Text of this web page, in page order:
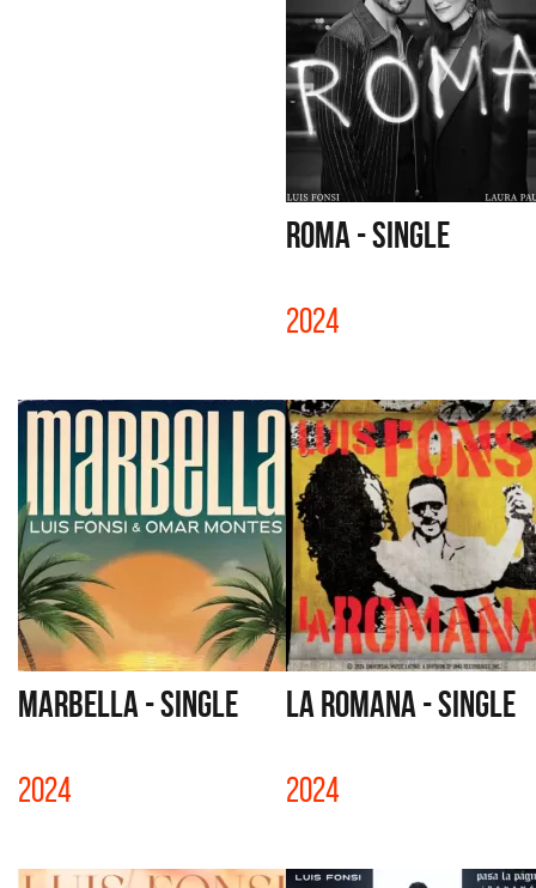
ROMA - SINGLE
2024
MARBELLA - SINGLE
2024
LA ROMANA - SINGLE
2024